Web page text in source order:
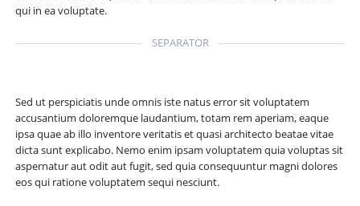
qui in ea voluptate.
SEPARATOR
Sed ut perspiciatis unde omnis iste natus error sit voluptatem
accusantium doloremque laudantium, totam rem aperiam, eaque
ipsa quae ab illo inventore veritatis et quasi architecto beatae vitae
dicta sunt explicabo. Nemo enim ipsam voluptatem quia voluptas sit
aspernatur aut odit aut fugit, sed quia consequuntur magni dolores
eos qui ratione voluptatem sequi nesciunt.